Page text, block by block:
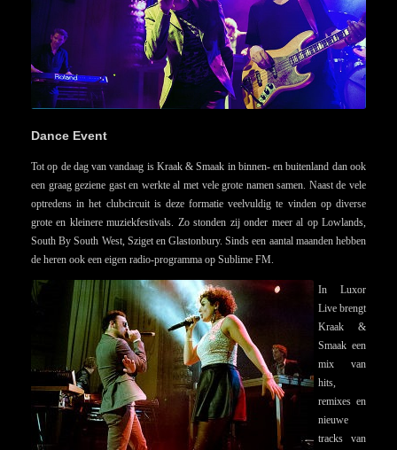
Dance Event
Tot op de dag van vandaag is Kraak & Smaak in binnen- en buitenland dan ook
een graag geziene gast en werkte al met vele grote namen samen. Naast de vele
optredens in het clubcircuit is deze formatie veelvuldig te vinden op diverse
grote en kleinere muziekfestivals. Zo stonden zij onder meer al op Lowlands,
South By South West, Sziget en Glastonbury. Sinds een aantal maanden hebben
de heren ook een eigen radio-programma op Sublime FM.
In Luxor
Live brengt
Kraak &
Smaak een
mix van
hits,
remixes en
nieuwe
tracks van